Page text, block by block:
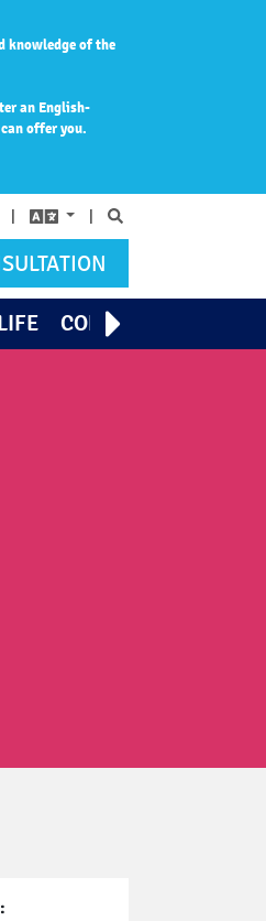
knowledge of the
an English-
offer you.
| | Search
CONTACT